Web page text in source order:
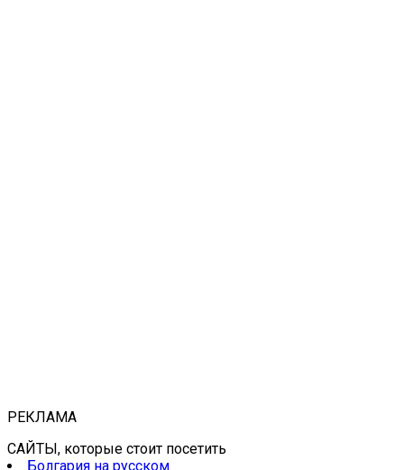
РЕКЛАМА
САЙТЫ, которые стоит посетить
Болгария на русском